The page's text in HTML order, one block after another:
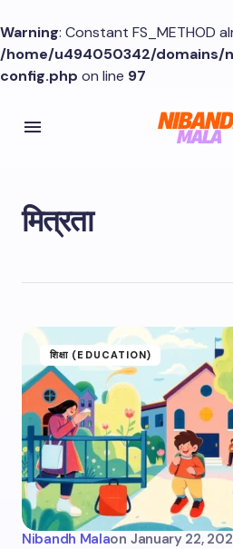
Warning: Constant FS_METHOD
/home/u494050342/
config.php on line 97
मित्रता
शिक्षा (EDUCATION)
Nibandh Malaon January 22,